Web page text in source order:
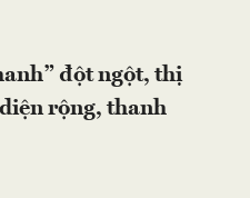
đột ngột, thị
rộng, thanh